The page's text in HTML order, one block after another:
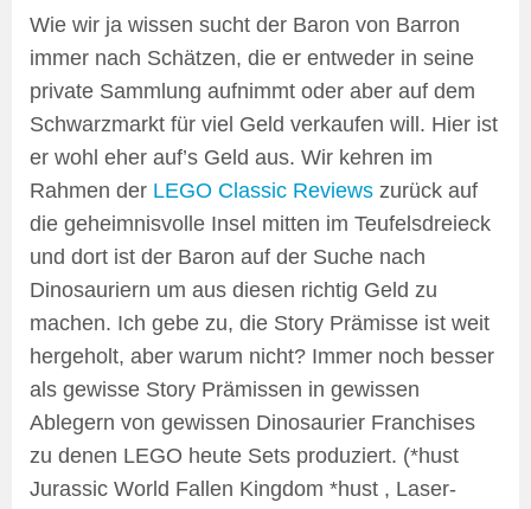
Wie wir ja wissen sucht der Baron von Barron
immer nach Schätzen, die er entweder in seine
private Sammlung aufnimmt oder aber auf dem
Schwarzmarkt für viel Geld verkaufen will. Hier ist
er wohl eher auf’s Geld aus. Wir kehren im
Rahmen der LEGO Classic Reviews zurück auf
die geheimnisvolle Insel mitten im Teufelsdreieck
und dort ist der Baron auf der Suche nach
Dinosauriern um aus diesen richtig Geld zu
machen. Ich gebe zu, die Story Prämisse ist weit
hergeholt, aber warum nicht? Immer noch besser
als gewisse Story Prämissen in gewissen
Ablegern von gewissen Dinosaurier Franchises
zu denen LEGO heute Sets produziert. (*hust
Jurassic World Fallen Kingdom *hust , Laser-